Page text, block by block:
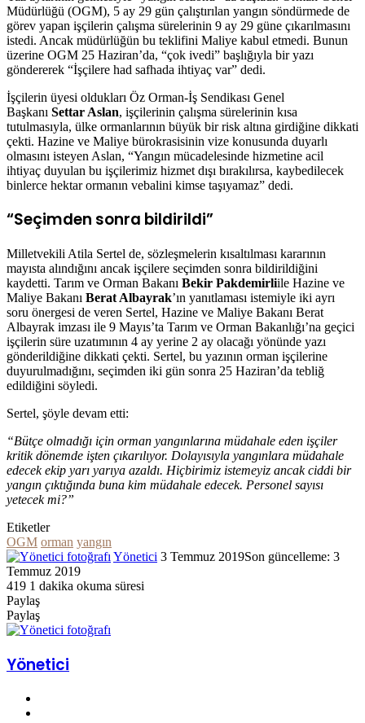
Müdürlüğü (OGM), 5 ay 29 gün çalıştırılan yangın söndürmede de
görev yapan işçilerin çalışma sürelerinin 9 ay 29 güne çıkarılmasını
istedi. Ancak müdürlüğün bu teklifini Maliye kabul etmedi. Bunun
üzerine OGM 25 Haziran’da, “çok ivedi” başlığıyla bir yazı
göndererek “İşçilere had safhada ihtiyaç var” dedi.
İşçilerin üyesi oldukları Öz Orman-İş Sendikası Genel
Başkanı Settar Aslan, işçilerinin çalışma sürelerinin kısa
tutulmasıyla, ülke ormanlarının büyük bir risk altına girdiğine dikkati
çekti. Hazine ve Maliye bürokrasisinin vize konusunda duyarlı
olmasını isteyen Aslan, “Yangın mücadelesinde hizmetine acil
ihtiyaç duyulan bu işçilerimiz hizmet dışı bırakılırsa, kaybedilecek
binlerce hektar ormanın vebalini kimse taşıyamaz” dedi.
“Seçimden sonra bildirildi”
Milletvekili Atila Sertel de, sözleşmelerin kısaltılması kararının
mayısta alındığını ancak işçilere seçimden sonra bildirildiğini
kaydetti. Tarım ve Orman Bakanı Bekir Pakdemirliile Hazine ve
Maliye Bakanı Berat Albayrak’ın yanıtlaması istemiyle iki ayrı
soru önergesi de veren Sertel, Hazine ve Maliye Bakanı Berat
Albayrak imzası ile 9 Mayıs’ta Tarım ve Orman Bakanlığı’na geçici
işçilerin süre uzatımının 4 ay yerine 2 ay olacağı yönünde yazı
gönderildiğine dikkati çekti. Sertel, bu yazının orman işçilerine
duyurulmadığını, seçimden iki gün sonra 25 Haziran’da tebliğ
edildiğini söyledi.
Sertel, şöyle devam etti:
“Bütçe olmadığı için orman yangınlarına müdahale eden işçiler
kritik dönemde işten çıkarılıyor. Dolayısıyla yangınlara müdahale
edecek ekip yarı yarıya azaldı. Hiçbirimiz istemeyiz ancak ciddi bir
yangın çıktığında buna kim müdahale edecek. Personel sayısı
yetecek mi?”
Etiketler
OGM orman yangın
Yönetici Twitter'da
Bir
3 Temmuz 2019Son güncelleme: 3
Temmuz 2019
419 1 dakika okuma süresi
Paylaş
Facebook
Twitter
LinkedIn
Pinterest
Pocket
WhatsApp
Telegram
E-
Posta
paylaş
Yazdır
Paylaş
Facebook
Twitter
LinkedIn
Pinterest
Pocket
E-
ile
paylaş
Yazdır
Yönetici